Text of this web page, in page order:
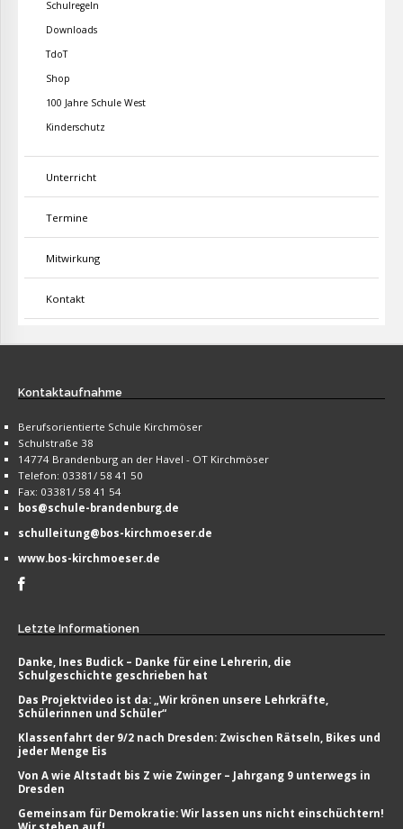
Schulregeln
Downloads
TdoT
Shop
100 Jahre Schule West
Kinderschutz
Unterricht
Termine
Mitwirkung
Kontakt
Kontaktaufnahme
Berufsorientierte Schule Kirchmöser
Schulstraße 38
14774 Brandenburg an der Havel - OT Kirchmöser
Telefon: 03381/ 58 41 50
Fax: 03381/ 58 41 54
bos@schule-brandenburg.de
schulleitung@bos-kirchmoeser.de
www.bos-kirchmoeser.de
Letzte Informationen
Danke, Ines Budick – Danke für eine Lehrerin, die
Schulgeschichte geschrieben hat
Das Projektvideo ist da: „Wir krönen unsere Lehrkräfte,
Schülerinnen und Schüler“
Klassenfahrt der 9/2 nach Dresden: Zwischen Rätseln, Bikes und
jeder Menge Eis
Von A wie Altstadt bis Z wie Zwinger – Jahrgang 9 unterwegs in
Dresden
Gemeinsam für Demokratie: Wir lassen uns nicht einschüchtern!